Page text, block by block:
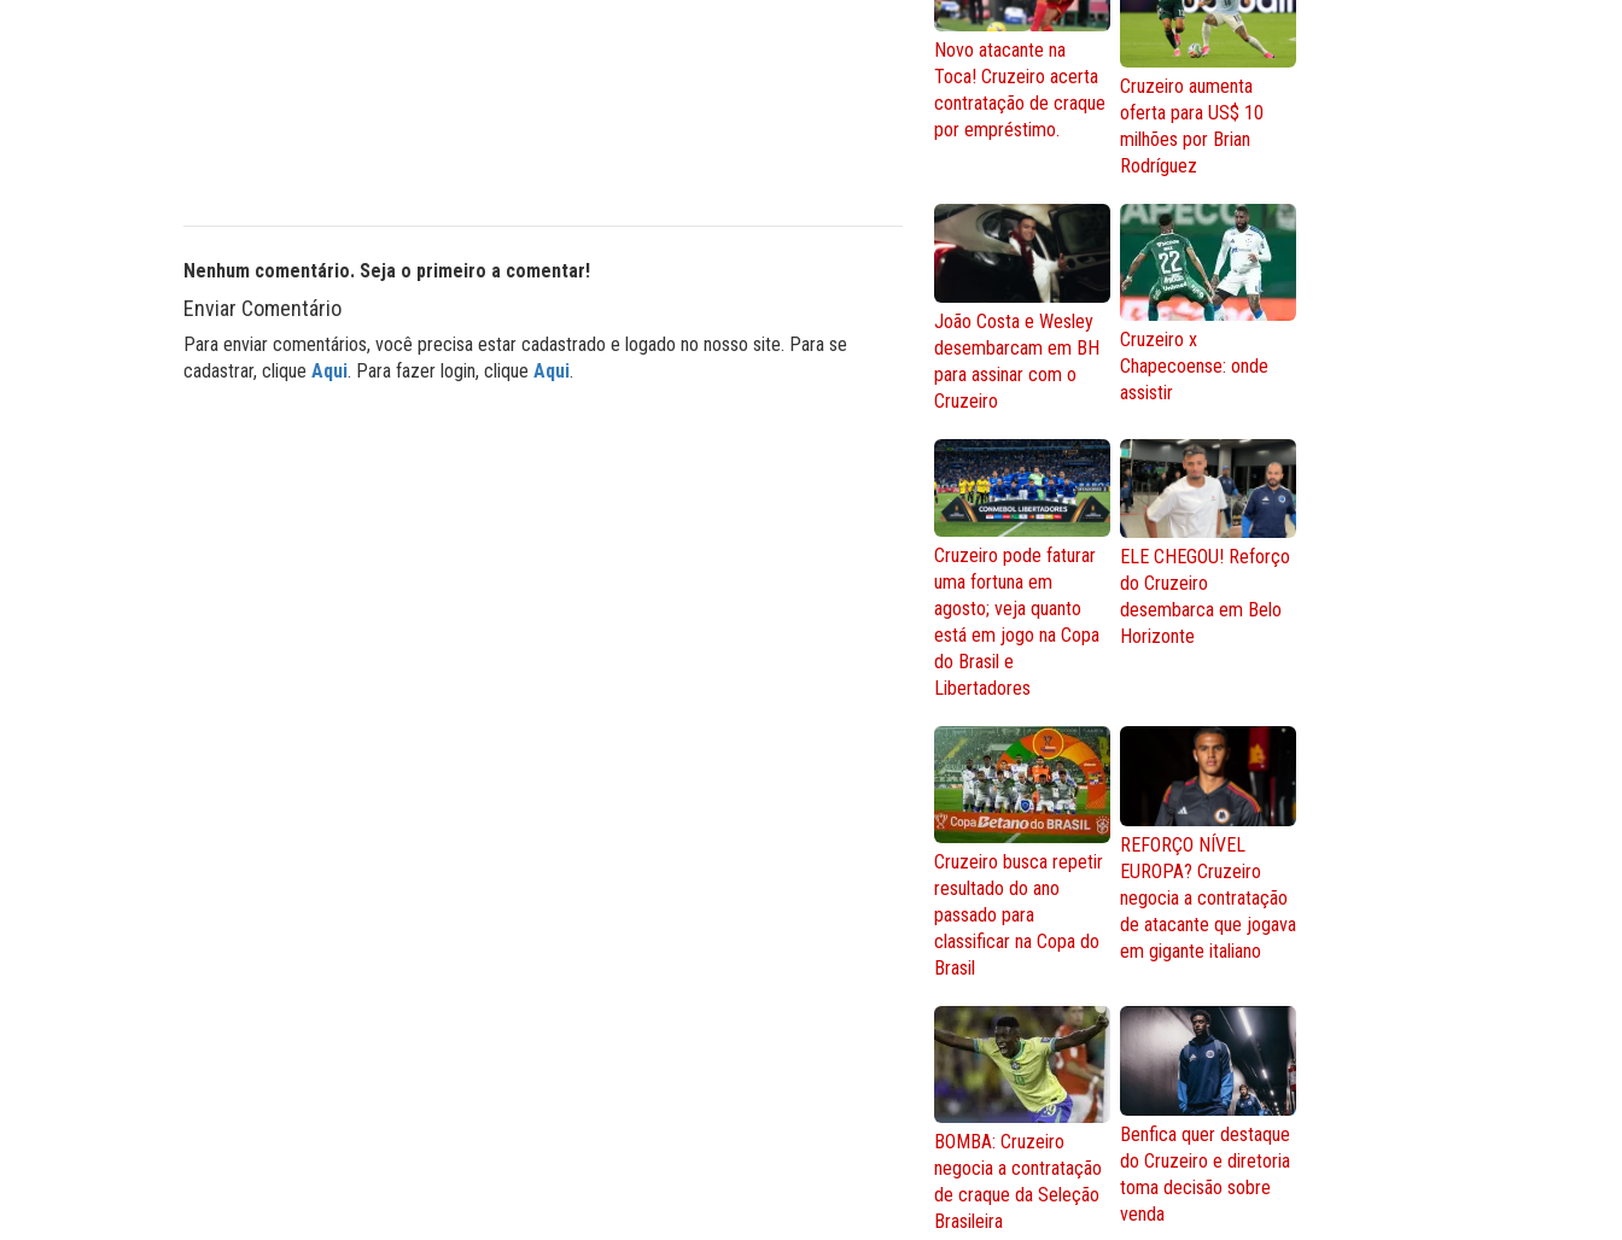
Nenhum comentário. Seja o primeiro a comentar!
Enviar Comentário
Para enviar comentários, você precisa estar cadastrado e logado no nosso site. Para se
cadastrar, clique Aqui. Para fazer login, clique Aqui.
Novo atacante na
Toca! Cruzeiro acerta
contratação de craque
por empréstimo.
Cruzeiro aumenta
oferta para US$ 10
milhões por Brian
Rodríguez
João Costa e Wesley
desembarcam em BH
para assinar com o
Cruzeiro
Cruzeiro x
Chapecoense: onde
assistir
Cruzeiro pode faturar
uma fortuna em
agosto; veja quanto
está em jogo na Copa
do Brasil e
Libertadores
ELE CHEGOU! Reforço
do Cruzeiro
desembarca em Belo
Horizonte
Cruzeiro busca repetir
resultado do ano
passado para
classificar na Copa do
Brasil
REFORÇO NÍVEL
EUROPA? Cruzeiro
negocia a contratação
de atacante que jogava
em gigante italiano
BOMBA: Cruzeiro
negocia a contratação
de craque da Seleção
Brasileira
Benfica quer destaque
do Cruzeiro e diretoria
toma decisão sobre
venda